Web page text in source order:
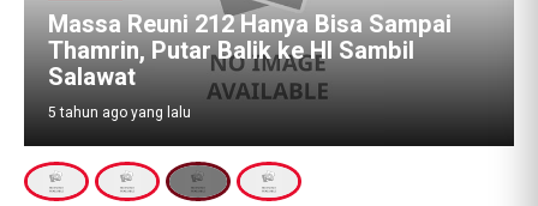
Massa Reuni 212 Hanya Bisa Sampai
Thamrin, Putar Balik ke HI Sambil
Salawat
5 tahun ago yang lalu